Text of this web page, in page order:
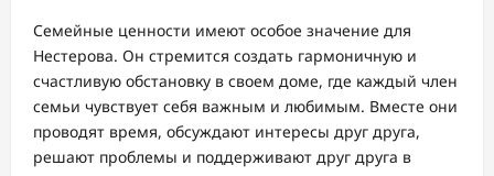
Семейные ценности имеют особое значение для
Нестерова. Он стремится создать гармоничную и
счастливую обстановку в своем доме, где каждый член
семьи чувствует себя важным и любимым. Вместе они
проводят время, обсуждают интересы друг друга,
решают проблемы и поддерживают друг друга в